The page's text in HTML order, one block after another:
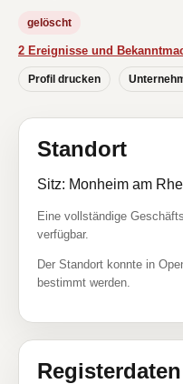
gelöscht
2 Ereignisse und
Profil drucken
Standort
Sitz: Monheim am
Eine vollständige
verfügbar.
Der Standort konnte in
bestimmt werden.
Registerdaten